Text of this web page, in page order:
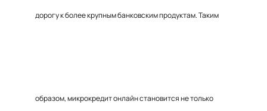
дорогу к более крупным банковским продуктам. Таким
образом, микрокредит онлайн становится не только